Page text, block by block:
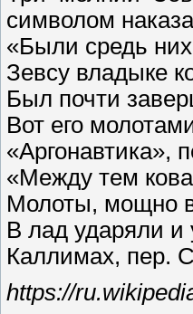
символом
«Были средь
Зевсу владыке
Был почти
Вот его
«Аргонавтика»,
«Между тем
Молоты, мощно
В лад ударяли и
Каллимах, пер.
https://